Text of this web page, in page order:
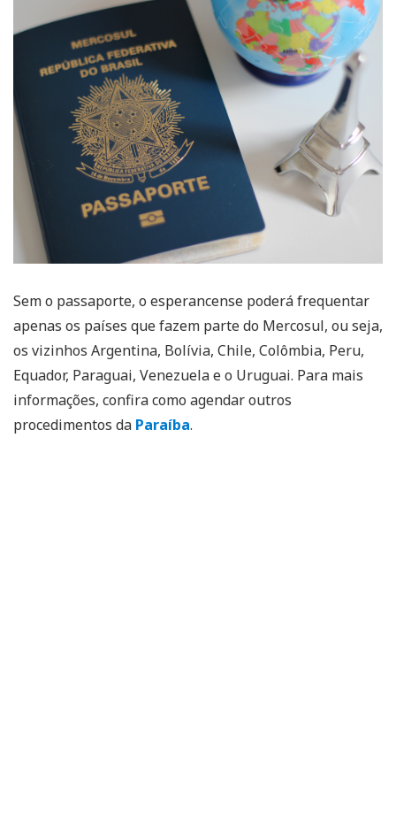
Sem o passaporte, o esperancense poderá frequentar
apenas os países que fazem parte do Mercosul, ou seja,
os vizinhos Argentina, Bolívia, Chile, Colômbia, Peru,
Equador, Paraguai, Venezuela e o Uruguai. Para mais
informações, confira como agendar outros
procedimentos da Paraíba.